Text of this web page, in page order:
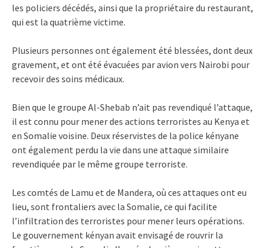
les policiers décédés, ainsi que la propriétaire du restaurant,
qui est la quatrième victime.
Plusieurs personnes ont également été blessées, dont deux
gravement, et ont été évacuées par avion vers Nairobi pour
recevoir des soins médicaux.
Bien que le groupe Al-Shebab n’ait pas revendiqué l’attaque,
il est connu pour mener des actions terroristes au Kenya et
en Somalie voisine. Deux réservistes de la police kényane
ont également perdu la vie dans une attaque similaire
revendiquée par le même groupe terroriste.
Les comtés de Lamu et de Mandera, où ces attaques ont eu
lieu, sont frontaliers avec la Somalie, ce qui facilite
l’infiltration des terroristes pour mener leurs opérations.
Le gouvernement kényan avait envisagé de rouvrir la